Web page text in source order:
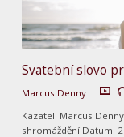
Svatební slovo
Marcus Denny
Kazatel: Marcus
shromáždění Datum: